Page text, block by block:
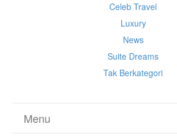
Celeb Travel
Luxury
News
Suite Dreams
Tak Berkategori
Menu